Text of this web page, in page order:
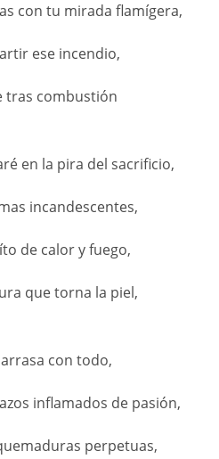
con tu mirada flamígera,
ese incendio,
tras combustión
en la pira del sacrificio,
incandescentes,
de calor y fuego,
que torna la piel,
con todo,
inflamados de pasión,
perpetuas,